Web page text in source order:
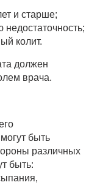
и старше;
колит.
должен
врача.
быть
различных
быть: